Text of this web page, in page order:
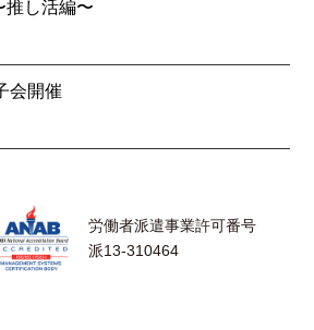
推し活編〜
会開催
労働者派遣事業許可番号
派13-310464